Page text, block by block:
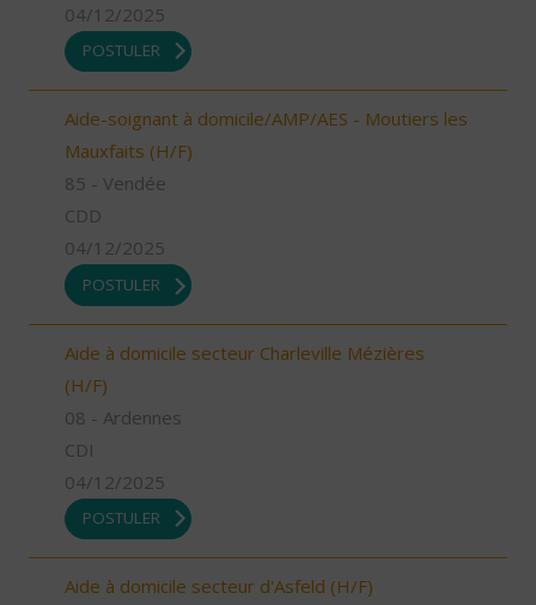
04/12/2025
POSTULER
Aide-soignant à domicile/AMP/AES - Moutiers les
Mauxfaits (H/F)
85 - Vendée
CDD
04/12/2025
POSTULER
Aide à domicile secteur Charleville Mézières
(H/F)
08 - Ardennes
CDI
04/12/2025
POSTULER
Aide à domicile secteur d'Asfeld (H/F)